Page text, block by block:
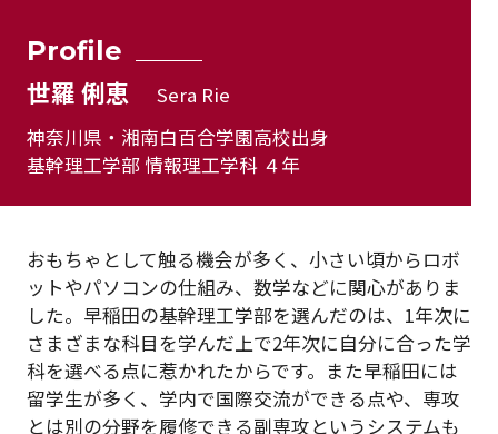
Profile
世羅 俐恵
Sera Rie
神奈川県・湘南白百合学園高校出身
基幹理工学部 情報理工学科 ４年
おもちゃとして触る機会が多く、小さい頃からロボ
ットやパソコンの仕組み、数学などに関心がありま
した。早稲田の基幹理工学部を選んだのは、1年次に
さまざまな科目を学んだ上で2年次に自分に合った学
科を選べる点に惹かれたからです。また早稲田には
留学生が多く、学内で国際交流ができる点や、専攻
とは別の分野を履修できる副専攻というシステムも